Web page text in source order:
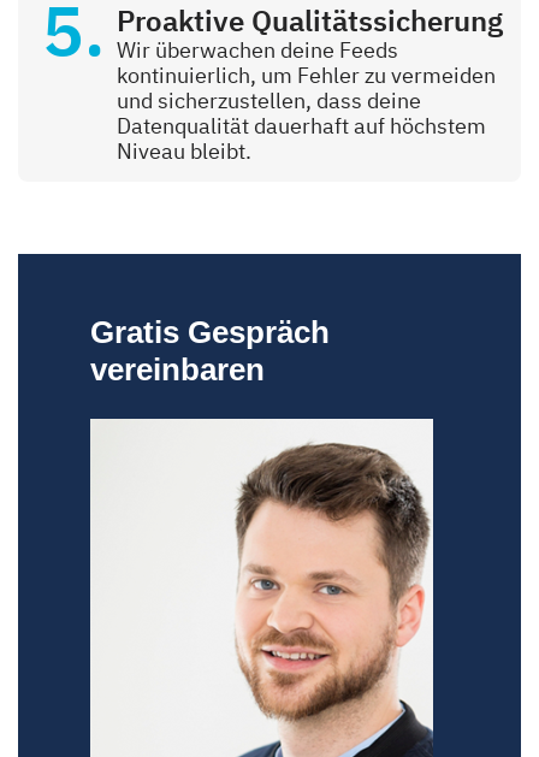
Proaktive Qualitätssicherung
Wir überwachen deine Feeds
kontinuierlich, um Fehler zu vermeiden
und sicherzustellen, dass deine
Datenqualität dauerhaft auf höchstem
Niveau bleibt.
Gratis Gespräch
vereinbaren